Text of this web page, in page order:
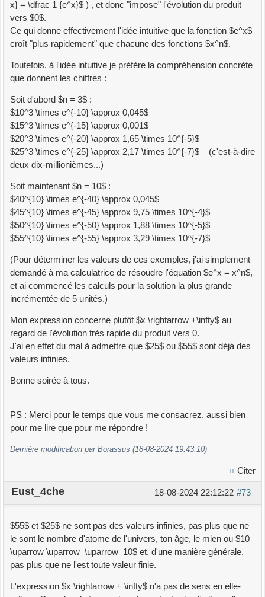
x} = \dfrac 1 {e^x}$ ) , et donc "impose" l'évolution du produit
vers $0$.
Ce qui donne effectivement l'idée intuitive que la fonction $e^x$
croît "plus rapidement" que chacune des fonctions $x^n$.
Toutefois, à l'idée intuitive je préfère la compréhension concrète
que donnent les chiffres :
Soit d'abord $n = 3$ :
$10^3 \times e^{-10} \approx 0,045$
$15^3 \times e^{-15} \approx 0,001$
$20^3 \times e^{-20} \approx 1,65 \times 10^{-5}$
$25^3 \times e^{-25} \approx 2,17 \times 10^{-7}$ (c'est-à-dire
deux dix-millionièmes...)
Soit maintenant $n = 10$ :
$40^{10} \times e^{-40} \approx 0,045$
$45^{10} \times e^{-45} \approx 9,75 \times 10^{-4}$
$50^{10} \times e^{-50} \approx 1,88 \times 10^{-5}$
$55^{10} \times e^{-55} \approx 3,29 \times 10^{-7}$
(Pour déterminer les valeurs de ces exemples, j'ai simplement
demandé à ma calculatrice de résoudre l'équation $e^x = x^n$,
et ai commencé les calculs pour la solution la plus grande
incrémentée de 5 unités.)
Mon expression concerne plutôt $x \rightarrow +\infty$ au
regard de l'évolution très rapide du produit vers 0.
J'ai en effet du mal à admettre que $25$ ou $55$ sont déjà des
valeurs infinies.
Bonne soirée à tous.
PS : Merci pour le temps que vous me consacrez, aussi bien
pour me lire que pour me répondre !
Dernière modification par Borassus (18-08-2024 19:43:10)
Citer
#73
18-08-2024 22:12:22
Eust_4che
$55$ et $25$ ne sont pas des valeurs infinies, pas plus que ne
le sont le nombre d'atome de l'univers, ton âge, le mien ou $10
\uparrow \uparrow \uparrow 10$ et, d'une manière générale,
pas plus que ne l'est toute valeur finie.
L'expression $x \rightarrow + \infty$ n'a pas de sens en elle-